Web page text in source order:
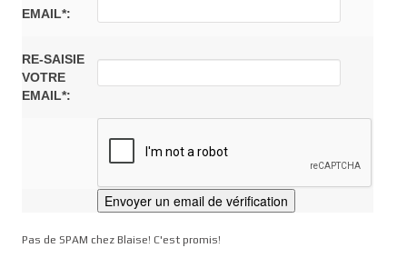
EMAIL*:
RE-SAISIE
VOTRE
EMAIL*:
Pas de SPAM chez Blaise! C'est promis!